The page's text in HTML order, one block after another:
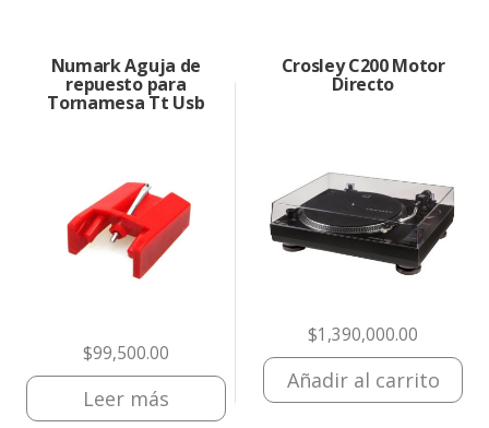
Numark Aguja de
repuesto para
Tornamesa Tt Usb
$99,500.00
Leer más
Crosley C200 Motor
Directo
$1,390,000.00
Añadir al carrito